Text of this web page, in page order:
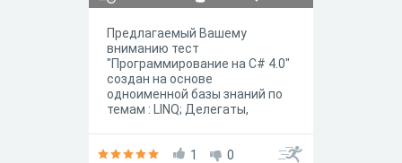
Предлагаемый Вашему
вниманию тест
"Программирование на C# 4.0"
создан на основе
одноименной базы знаний по
темам : LINQ; Делегаты,
конфигурирование сборок;
1 0